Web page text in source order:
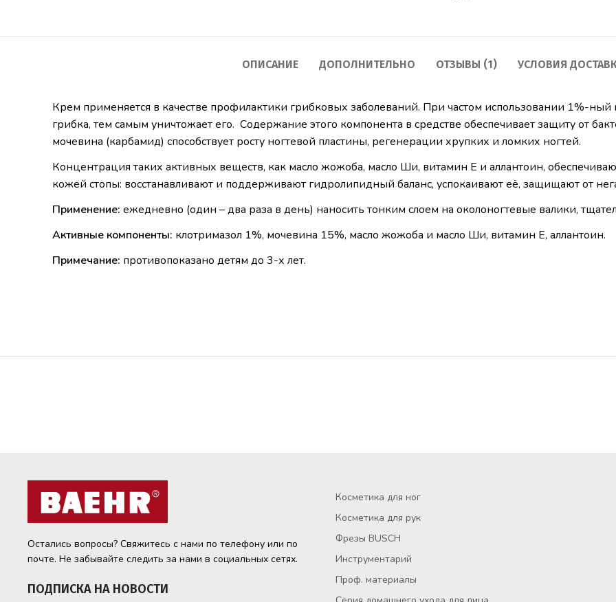
ОПИСАНИЕ ДОПОЛНИТЕЛЬНО ОТЗЫВЫ (1) УСЛОВИЯ
Крем применяется в качестве профилактики грибковых заболеваний. При частом использовании 1%-
грибка, тем самым уничтожает его. Содержание этого компонента в средстве обеспечивает защиту от
мочевина (карбамид) способствует росту ногтевой пластины, регенерации хрупких и ломких ногтей.
Концентрация таких активных веществ, как масло жожоба, масло Ши, витамин Е и аллантоин,
кожей стопы: восстанавливают и поддерживают гидролипидный баланс, успокаивают её, защищают от
Применение: ежедневно (один – два раза в день) наносить тонким слоем на околоногтевые валики,
Активные компоненты: клотримазол 1%, мочевина 15%, масло жожоба и масло Ши, витамин Е, аллантоин.
Примечание: противопоказано детям до 3-х лет.
Остались вопросы? Свяжитесь с нами по телефону или по
почте. Не забывайте следить за нами в социальных сетях.
ПОДПИСКА НА НОВОСТИ
Косметика для ног
Косметика для рук
Фрезы BUSCH
Инструментарий
Проф. материалы